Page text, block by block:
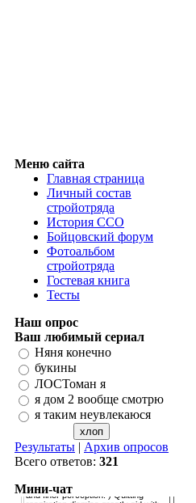
Меню сайта
Главная страница
Личный состав
стройотряда
История ССО
Бойцовский форум
Фотоальбом
стройотряда
Гостевая книга
Тесты
Наш опрос
Ваш любимый сериал
Няня конечно
букины
ЛОСТоман я
я дом 2 вообще смотрю
я таким неувлекаюся
Результаты | Архив опросов
Всего ответов: 321
Мини-чат